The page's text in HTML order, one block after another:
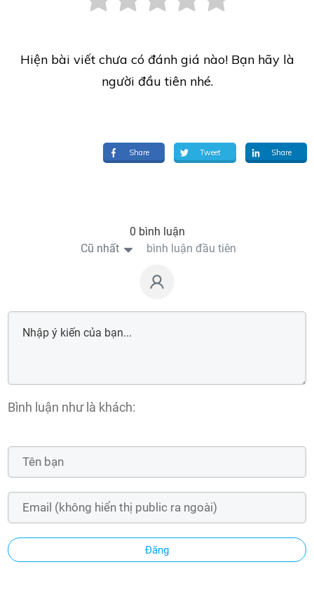
Hiện bài viết chưa có đánh giá nào! Bạn hãy là
người đầu tiên nhé.
Share Tweet Share
0 bình luận
Cũ nhất
bình luận đầu tiên
Bình luận như là khách:
Đăng